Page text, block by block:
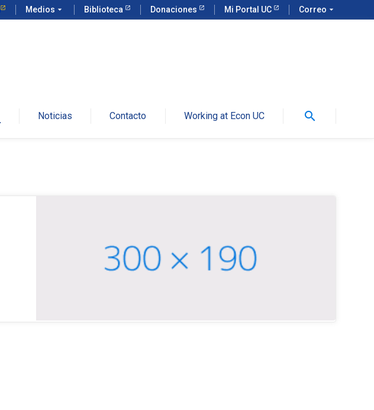
Medios arrow_drop_down Biblioteca Donaciones Mi Portal UC Correo arrow_drop_down
Noticias Contacto Working at Econ UC search